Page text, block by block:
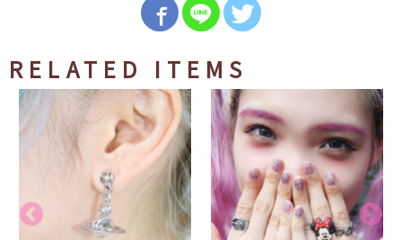
RELATED ITEMS